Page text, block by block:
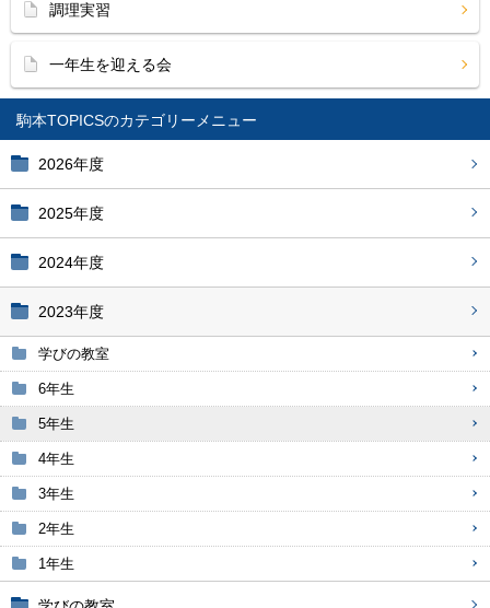
駒本TOPICS
2026年度
2025年度
2024年度
2023年度
学びの教室
6年生
5年生
4年生
3年生
2年生
1年生
調理実習
一年生を迎える会